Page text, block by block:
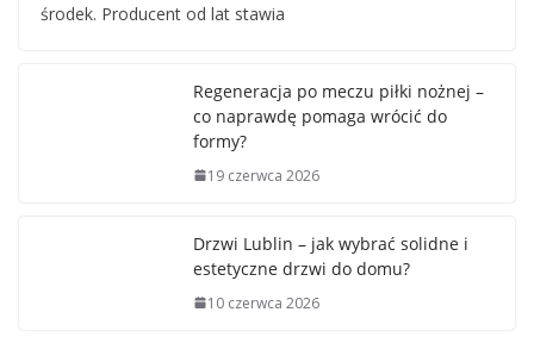
środek. Producent od lat stawia
Regeneracja po meczu piłki nożnej –
co naprawdę pomaga wrócić do
formy?
19 czerwca 2026
Drzwi Lublin – jak wybrać solidne i
estetyczne drzwi do domu?
10 czerwca 2026